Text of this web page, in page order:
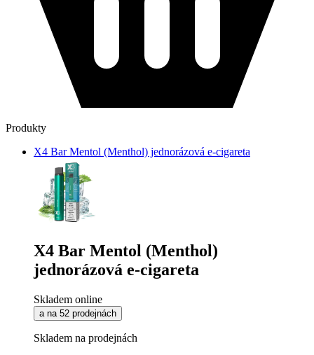
Produkty
X4 Bar Mentol (Menthol) jednorázová e-cigareta
X4 Bar Mentol (Menthol)
jednorázová e-cigareta
Skladem online
a na 52 prodejnách
Skladem na prodejnách